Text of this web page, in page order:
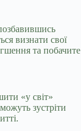
визнати свої
та побачите
«у світ»
зустріти